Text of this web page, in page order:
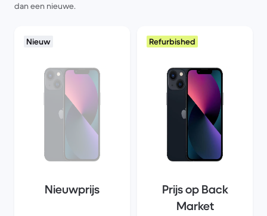
dan een nieuwe.
Nieuw
Nieuwprijs
Refurbished
Prijs op Back
Market